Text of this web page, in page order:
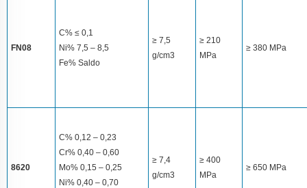
FN08
C% ≤ 0,1
Ni% 7,5 – 8,5
Fe% Saldo
≥ 7,5
g/cm3
≥ 210
MPa
≥ 380 MPa
8620
C% 0,12 – 0,23
Cr% 0,40 – 0,60
Mo% 0,15 – 0,25
Ni% 0,40 – 0,70
≥ 7,4
g/cm3
≥ 400
MPa
≥ 650 MPa